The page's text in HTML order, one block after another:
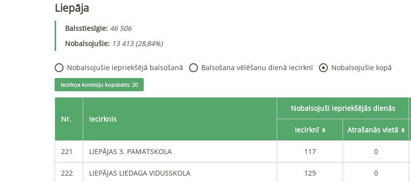
Liepāja
Balsstiesīgie: 46 506
Nobalsojušie: 13 413(28,84%)
Nobalsojušie iepriekšējā balsošanā Balsošana vēlēšanu dienā iecirknī Nobalsojušie kopā
Iecirkņa komisiju kopskaits: 20
Nr. Iecirknis
Nobalsojuši iepriekšējās dienās
Iecirknī
Atrašanās vietā
221 LIEPĀJAS 3. PAMATSKOLA 117 0
222 LIEPĀJAS LIEDAGA VIDUSSKOLA 129 0